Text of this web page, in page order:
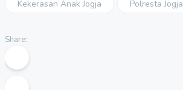
Kekerasan Anak Jogja
Polresta Jogja
Share: